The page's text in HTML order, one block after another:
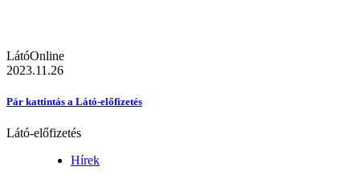
LátóOnline
2023.11.26
Pár kattintás a Látó-előfizetés
Látó-előfizetés
Hírek